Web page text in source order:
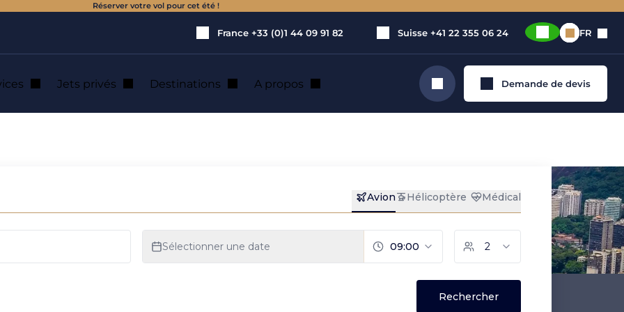
Réserver votre vol pour cet été !
France +33 (0)1 44 09 91 82 Suisse +41 22 355 06 24 FR
Jets privés Destinations A propos Rechercher Demande de devis